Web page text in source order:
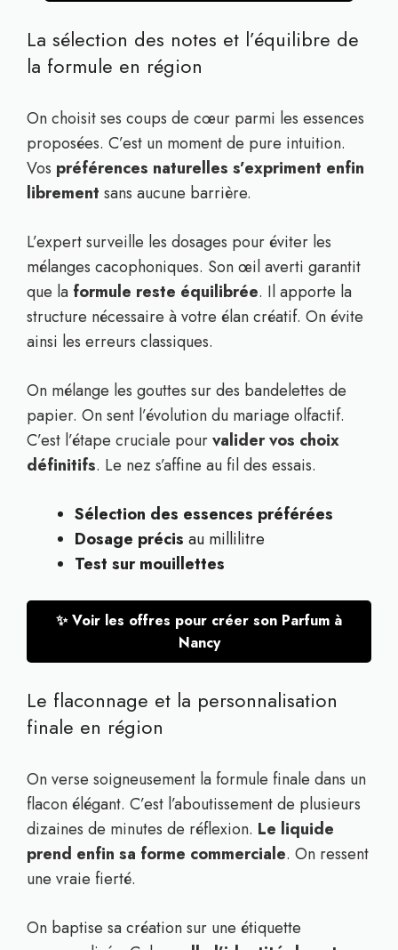
La sélection des notes et l’équilibre de
la formule en région
On choisit ses coups de cœur parmi les essences
proposées. C’est un moment de pure intuition.
Vos préférences naturelles s’expriment enfin
librement sans aucune barrière.
L’expert surveille les dosages pour éviter les
mélanges cacophoniques. Son œil averti garantit
que la formule reste équilibrée. Il apporte la
structure nécessaire à votre élan créatif. On évite
ainsi les erreurs classiques.
On mélange les gouttes sur des bandelettes de
papier. On sent l’évolution du mariage olfactif.
C’est l’étape cruciale pourvalider vos choix
définitifs. Le nez s’affine au fil des essais.
Sélection des essences préférées
Dosage précis au millilitre
Test sur mouillettes
✨ Voir les offres pour créer son Parfum à
Nancy
Le flaconnage et la personnalisation
finale en région
On verse soigneusement la formule finale dans un
flacon élégant. C’est l’aboutissement de plusieurs
dizaines de minutes de réflexion. Le liquide
prend enfin sa forme commerciale. On ressent
une vraie fierté.
On baptise sa création sur une étiquette